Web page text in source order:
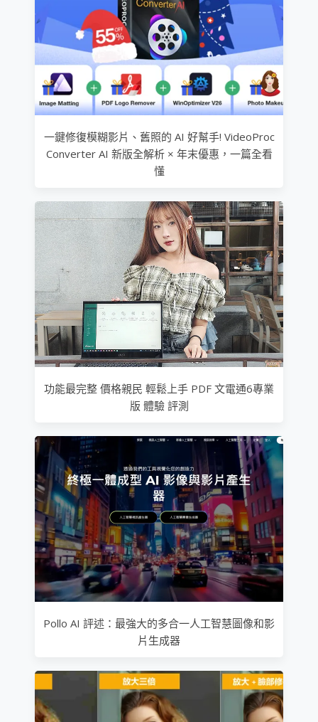
一鍵修復模糊影片、舊照的 AI 好幫手! VideoProc
Converter AI 新版全解析 × 年末優惠，一篇全看
懂
功能最完整 價格親民 輕鬆上手 PDF 文電通6專業
版 體驗 評測
Pollo AI 評述：最強大的多合一人工智慧圖像和影
片生成器